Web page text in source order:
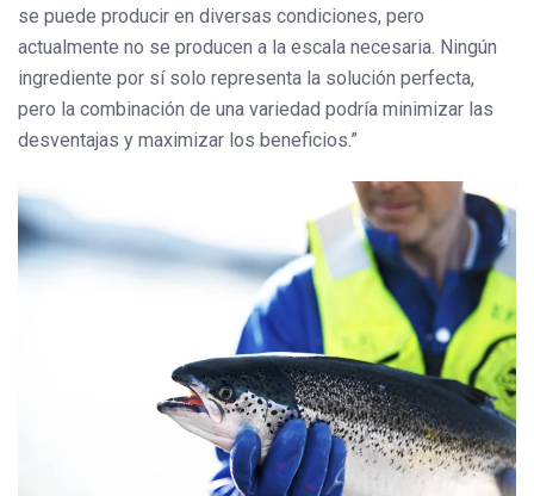
se puede producir en diversas condiciones, pero
actualmente no se producen a la escala necesaria. Ningún
ingrediente por sí solo representa la solución perfecta,
pero la combinación de una variedad podría minimizar las
desventajas y maximizar los beneficios.”